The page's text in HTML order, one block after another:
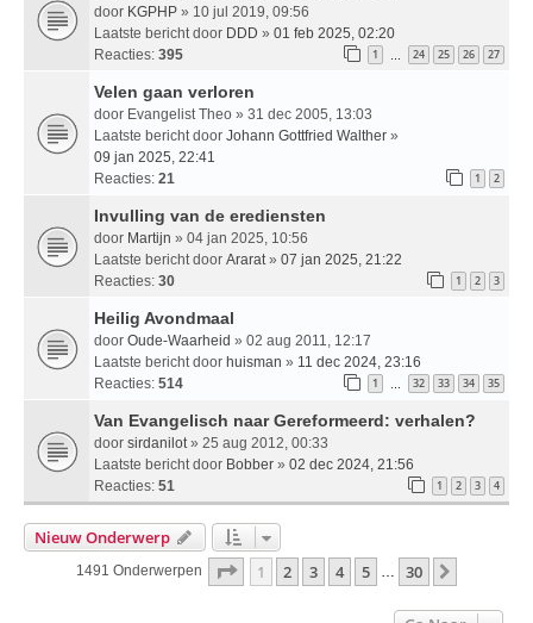
door KGPHP » 10 jul 2019, 09:56
Laatste bericht door DDD » 01 feb 2025, 02:20
Reacties: 395 1 … 24 25 26 27
Velen gaan verloren
door Evangelist Theo » 31 dec 2005, 13:03
Laatste bericht door Johann Gottfried Walther »
09 jan 2025, 22:41
Reacties: 21 1 2
Invulling van de erediensten
door Martijn » 04 jan 2025, 10:56
Laatste bericht door Ararat » 07 jan 2025, 21:22
Reacties: 30 1 2 3
Heilig Avondmaal
door Oude-Waarheid » 02 aug 2011, 12:17
Laatste bericht door huisman » 11 dec 2024, 23:16
Reacties: 514 1 … 32 33 34 35
Van Evangelisch naar Gereformeerd: verhalen?
door sirdanilot » 25 aug 2012, 00:33
Laatste bericht door Bobber » 02 dec 2024, 21:56
Reacties: 51 1 2 3 4
Nieuw Onderwerp
1491 Onderwerpen Pagina Van30
1 2 3 4 5 30